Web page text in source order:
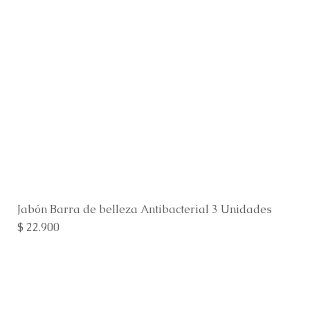
Jabón Barra de belleza Antibacterial 3 Unidades
Precio
$ 22.900